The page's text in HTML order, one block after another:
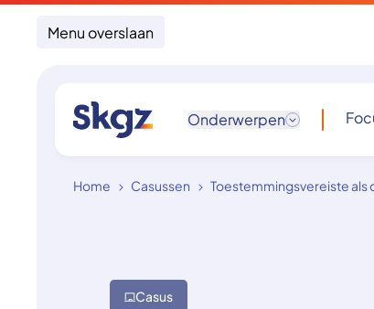
Menu overslaan
Onderwerpen
Home Casussen Toestemmingsvereiste als
Casus